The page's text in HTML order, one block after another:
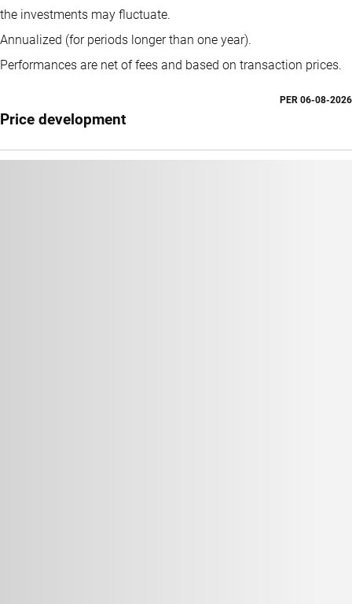
the investments may fluctuate.
Annualized (for periods longer than one year).
Performances are net of fees and based on transaction prices.
Price development
PER 06-08-2026